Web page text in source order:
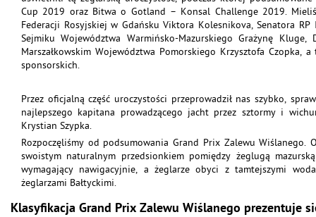
Cup 2019 oraz Bitwa o Gotland – Konsal Challenge 2019.
Federacji Rosyjskiej w Gdańsku Viktora Kolesnikova, Senatora
Sejmiku Województwa Warmińsko-Mazurskiego Grażynę
Marszałkowskim Województwa Pomorskiego Krzysztofa
sponsorskich.
Przez oficjalną część uroczystości przeprowadził nas szybko,
najlepszego kapitana prowadzącego jacht przez sztormy i
Krystian Szypka.
Rozpoczęliśmy od podsumowania Grand Prix Zalewu
swoistym naturalnym przedsionkiem pomiędzy żeglugą
wymagający nawigacyjnie, a żeglarze obyci z tamtejszymi
żeglarzami Bałtyckimi.
Klasyfikacja Grand Prix Zalewu Wiślanego prezentuje